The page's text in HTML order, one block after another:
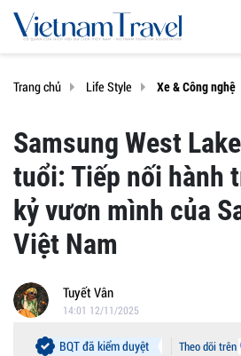
Trang chủ Life Style Xe & Công nghệ
Samsung West
tuổi: Tiếp nối hành
kỷ vươn mình của
Việt Nam
Tuyết Vân
14:01 12/11/2025
Theo dõi trên
BQT đã kiểm duyệt